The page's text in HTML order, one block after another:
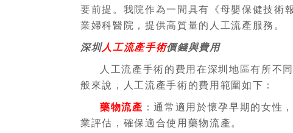
要前提。我院作為一間具有《母嬰保健技術
業婦科醫院，提供高質量的人工流產服務。
深圳人工流產手術價錢與費用
人工流產手術的費用在深圳地區有所不
般來說，人工流產手術的費用範圍如下：
藥物流產 ：通常適用於懷孕早期的女性
業評估，確保適合使用藥物流產。